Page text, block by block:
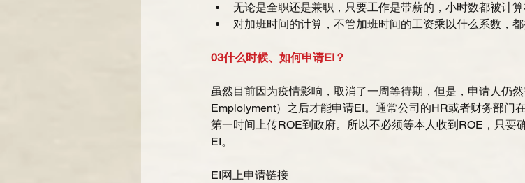
无论是全职还是兼职，只要工作是带薪的，小时数都被计
对加班时间的计算，不管加班时间的工资乘以什么系数，
03什么时候、如何申请EI？
虽然目前因为疫情影响，取消了一周等待期，但是，申请人仍
Emplolyment）之后才能申请EI。通常公司的HR或者财务部门
第一时间上传ROE到政府。所以不必须等本人收到ROE，只要
EI。
EI网上申请链接